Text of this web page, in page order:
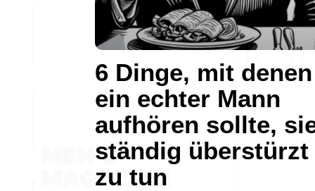
6 Dinge, mit denen
ein echter Mann
aufhören sollte,
ständig überstürzt
zu tun